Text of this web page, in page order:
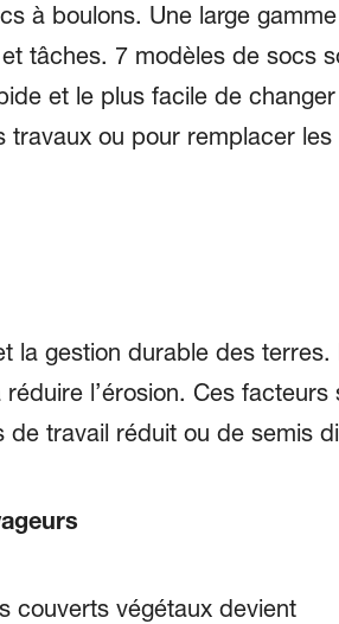
à boulons. Une large
tâches. 7 modèles de socs
et le plus facile de
travaux ou pour remplacer les
la gestion durable des terres.
l’érosion. Ces facteurs
de travail réduit ou de semis
couverts végétaux devient